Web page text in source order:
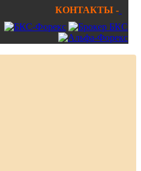
КОНТАКТЫ -